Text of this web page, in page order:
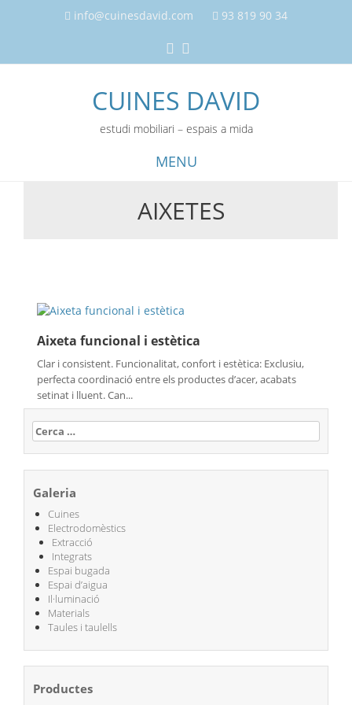
info@cuinesdavid.com 93 819 90 34
CUINES DAVID
estudi mobiliari – espais a mida
MENU
AIXETES
Aixeta funcional i estètica
Clar i consistent. Funcionalitat, confort i estètica: Exclusiu,
perfecta coordinació entre els productes d’acer, acabats
setinat i lluent. Can...
Cerca:
Galeria
Cuines
Electrodomèstics
Extracció
Integrats
Espai bugada
Espai d’aigua
Il·luminació
Materials
Taules i taulells
Productes